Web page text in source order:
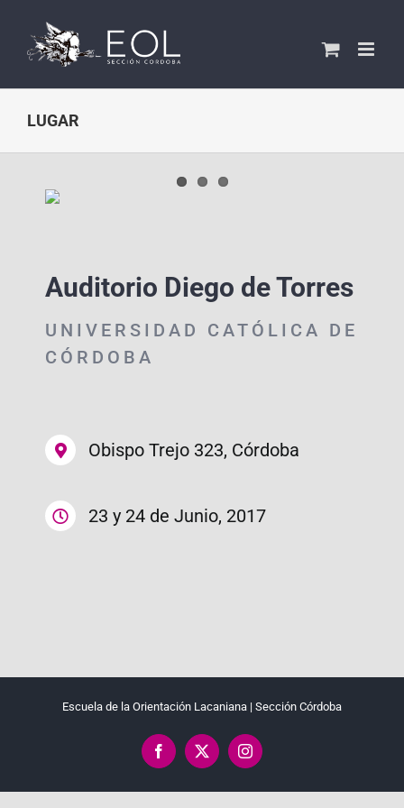
contenido
LUGAR
Auditorio Diego de Torres
UNIVERSIDAD CATÓLICA DE
CÓRDOBA
Obispo Trejo 323, Córdoba
23 y 24 de Junio, 2017
Escuela de la Orientación Lacaniana | Sección Córdoba
Facebook
X Instagram